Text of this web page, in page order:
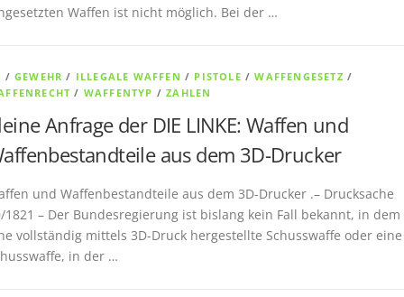
Waffen ist nicht möglich. Bei der …
/GEWEHR / ILLEGALE WAFFEN / PISTOLE /WAFFENGESETZ /
/ WAFFENTYP /ZAHLEN
Anfrage der DIE LINKE: Waffen und
aus dem 3D-Drucker
und Waffenbestandteile aus dem 3D-Drucker .– Drucksache
1821 – Der Bundesregierung ist bislang kein Fall bekannt, in dem
vollständig mittels 3D-Druck hergestellte Schusswaffe oder eine
in der …